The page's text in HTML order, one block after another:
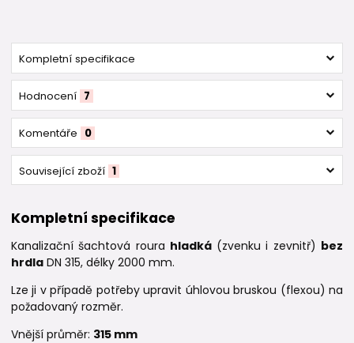
Kompletní specifikace
Hodnocení 7
Komentáře 0
Související zboží 1
Kompletní specifikace
Kanalizační šachtová roura hladká(zvenku i zevnitř) bez
hrdla DN 315, délky 2000 mm.
Lze ji v případě potřeby upravit úhlovou bruskou (flexou) na
požadovaný rozměr.
Vnější průměr: 315 mm